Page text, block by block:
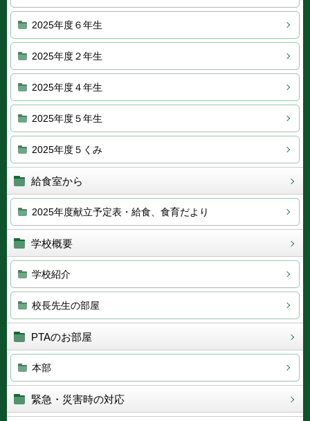
2025年度６年生
2025年度２年生
2025年度４年生
2025年度５年生
2025年度５くみ
給食室から
2025年度献立予定表・給食、食育だより
学校概要
学校紹介
校長先生の部屋
PTAのお部屋
本部
緊急・災害時の対応